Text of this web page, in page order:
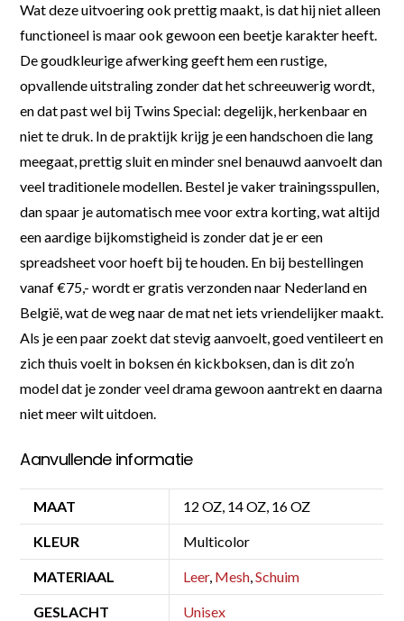
Wat deze uitvoering ook prettig maakt, is dat hij niet alleen
functioneel is maar ook gewoon een beetje karakter heeft.
De goudkleurige afwerking geeft hem een rustige,
opvallende uitstraling zonder dat het schreeuwerig wordt,
en dat past wel bij Twins Special: degelijk, herkenbaar en
niet te druk. In de praktijk krijg je een handschoen die lang
meegaat, prettig sluit en minder snel benauwd aanvoelt dan
veel traditionele modellen. Bestel je vaker trainingsspullen,
dan spaar je automatisch mee voor extra korting, wat altijd
een aardige bijkomstigheid is zonder dat je er een
spreadsheet voor hoeft bij te houden. En bij bestellingen
vanaf €75,- wordt er gratis verzonden naar Nederland en
België, wat de weg naar de mat net iets vriendelijker maakt.
Als je een paar zoekt dat stevig aanvoelt, goed ventileert en
zich thuis voelt in boksen én kickboksen, dan is dit zo’n
model dat je zonder veel drama gewoon aantrekt en daarna
niet meer wilt uitdoen.
Aanvullende informatie
MAAT 12 OZ, 14 OZ, 16 OZ
KLEUR Multicolor
MATERIAAL Leer, Mesh,Schuim
GESLACHT Unisex